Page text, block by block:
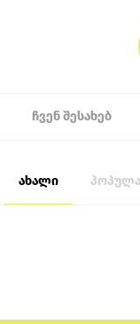
ᲩᲕᲔᲜ ᲨᲔᲡᲐᲮᲔᲑ
ახალი